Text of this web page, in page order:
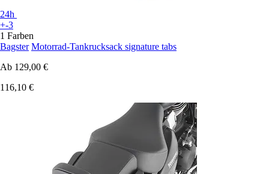
24h
+-3
1 Farben
Bagster Motorrad-Tankrucksack signature tabs
Ab 129,00 €
116,10 €